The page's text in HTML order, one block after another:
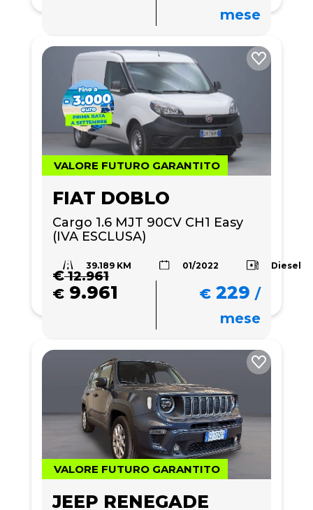
mese
VALORE FUTURO GARANTITO
FIAT DOBLO
Cargo 1.6 MJT 90CV CH1 Easy
(IVA ESCLUSA)
39.189 KM 01/2022 Diesel
€12.961
€ 9.961 € 229 /
mese
VALORE FUTURO GARANTITO
JEEP RENEGADE